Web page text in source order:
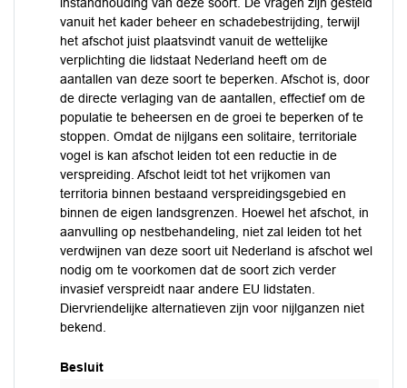
vanuit het kader beheer en schadebestrijding, terwijl
het afschot juist plaatsvindt vanuit de wettelijke
verplichting die lidstaat Nederland heeft om de
aantallen van deze soort te beperken. Afschot is, door
de directe verlaging van de aantallen, effectief om de
populatie te beheersen en de groei te beperken of te
stoppen. Omdat de nijlgans een solitaire, territoriale
vogel is kan afschot leiden tot een reductie in de
verspreiding. Afschot leidt tot het vrijkomen van
territoria binnen bestaand verspreidingsgebied en
binnen de eigen landsgrenzen. Hoewel het afschot, in
aanvulling op nestbehandeling, niet zal leiden tot het
verdwijnen van deze soort uit Nederland is afschot wel
nodig om te voorkomen dat de soort zich verder
invasief verspreidt naar andere EU lidstaten.
Diervriendelijke alternatieven zijn voor nijlganzen niet
bekend.
Besluit